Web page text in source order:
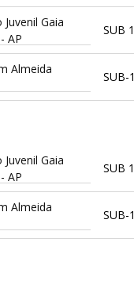
Gaia
AP
SUB
Almeida
SUB-
Gaia
AP
SUB
Almeida
SUB-